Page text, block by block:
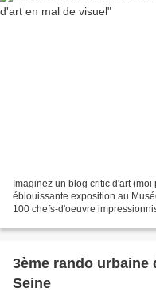
Imaginez un blog critic d'art
éblouissante exposition au
100 chefs-d'oeuvre
3ème rando urbaine
Seine